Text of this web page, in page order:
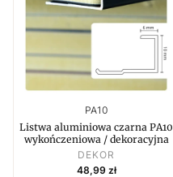
Kod produktu
PA10
Listwa aluminiowa czarna PA10
wykończeniowa / dekoracyjna
PRODUCENT
DEKOR
Cena
48,99 zł